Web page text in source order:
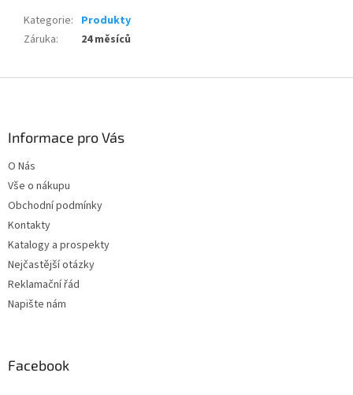
Kategorie: Produkty
Záruka: 24 měsíců
Informace pro Vás
O Nás
Vše o nákupu
Obchodní podmínky
Kontakty
Katalogy a prospekty
Nejčastější otázky
Reklamační řád
Napište nám
Facebook